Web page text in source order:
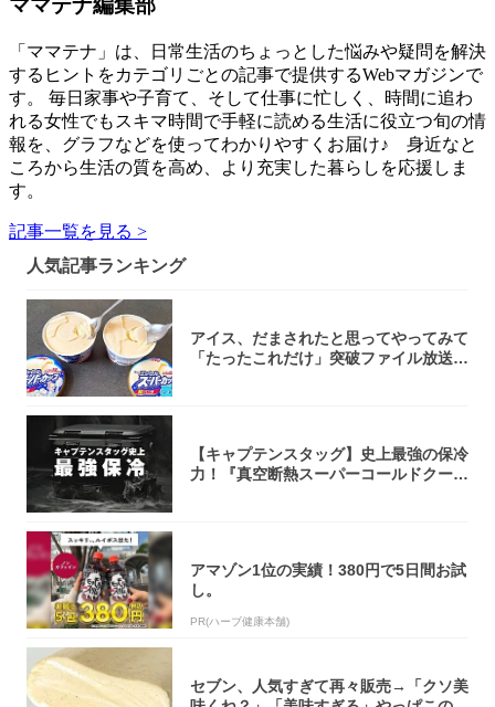
ママテナ編集部
「ママテナ」は、日常生活のちょっとした悩みや疑問を解決
するヒントをカテゴリごとの記事で提供するWebマガジンで
す。 毎日家事や子育て、そして仕事に忙しく、時間に追わ
れる女性でもスキマ時間で手軽に読める生活に役立つ旬の情
報を、グラフなどを使ってわかりやすくお届け♪ 身近なと
ころから生活の質を高め、より充実した暮らしを応援しま
す。
記事一覧を見る >
人気記事ランキング
アイス、だまされたと思ってやってみて
「たったこれだけ」突破ファイル放送で
【キャプテンスタッグ】史上最強の保冷
力！『真空断熱スーパーコールドクーラ
アマゾン1位の実績！380円で5日間お試
し。
PR(ハーブ健康本舗)
セブン、人気すぎて再々販売→「クソ美